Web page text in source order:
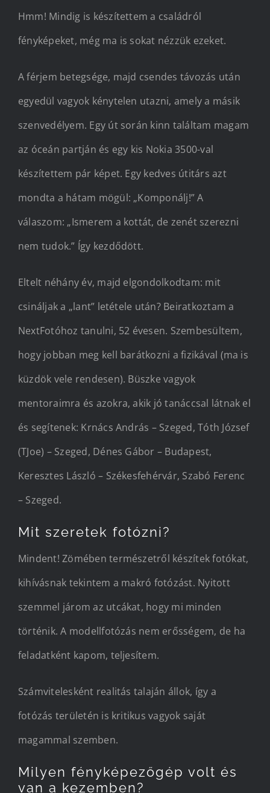
Hmm! Mindig is készítettem a családról
fényképeket, még ma is sokat nézzük ezeket.
A férjem betegsége, majd csendes távozás után
egyedül vagyok kénytelen utazni, amely a másik
szenvedélyem. Egy út során kinn találtam magam
az óceán partján és egy kis Nokia 3500-val
készítettem pár képet. Egy kedves útitárs azt
mondta a hátam mögül: „Komponálj!” A
válaszom: „Ismerem a kottát, de zenét szerezni
nem tudok.” Így kezdődött.
Eltelt néhány év, majd elgondolkodtam: mit
csináljak a „lant” letétele után? Beiratkoztam a
NextFotóhoz tanulni, 52 évesen. Szembesültem,
hogy jobban meg kell barátkozni a fizikával (ma is
küzdök vele rendesen). Büszke vagyok
mentoraimra és azokra, akik jó tanáccsal látnak el
és segítenek: Krnács András – Szeged, Tóth József
(TJoe) – Szeged, Dénes Gábor – Budapest,
Keresztes László – Székesfehérvár, Szabó Ferenc
– Szeged.
Mit szeretek fotózni?
Mindent! Zömében természetről készítek fotókat,
kihívásnak tekintem a makró fotózást. Nyitott
szemmel járom az utcákat, hogy mi minden
történik. A modellfotózás nem erősségem, de ha
feladatként kapom, teljesítem.
Számvitelesként realitás talaján állok, így a
fotózás területén is kritikus vagyok saját
magammal szemben.
Milyen fényképezőgép volt és
van a kezemben?